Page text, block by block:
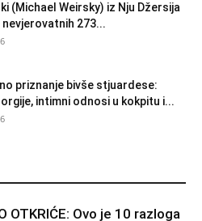
(Michael Weirsky) iz Nju Džersija
273...
priznanje bivše stjuardese:
intimni odnosi u kokpitu i...
OTKRIĆE: Ovo je 10 razloga